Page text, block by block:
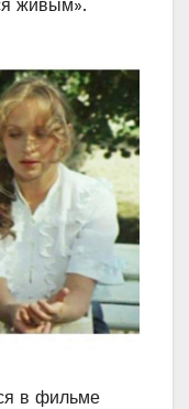
живым».
в фильме